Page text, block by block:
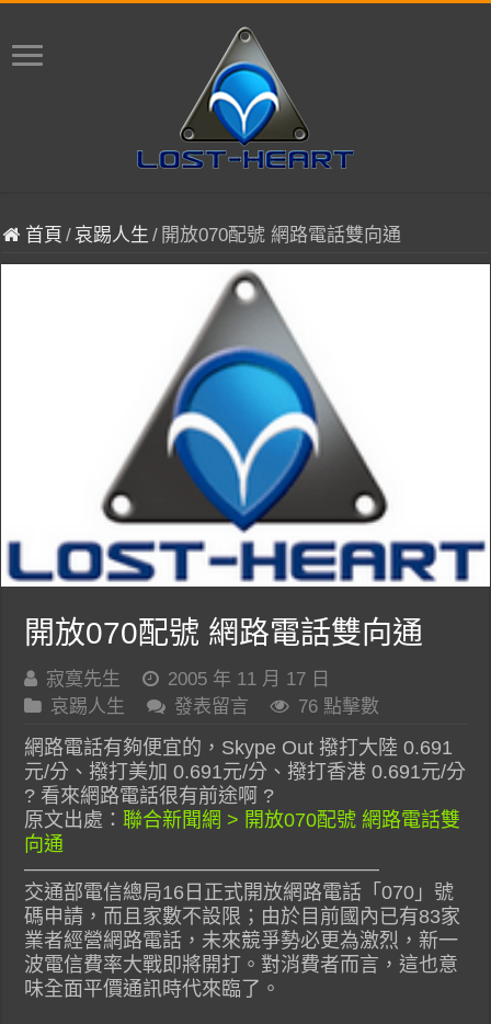
首頁 /哀踢人生 / 開放070配號 網路電話雙向通
開放070配號 網路電話雙向通
寂寞先生
2005 年 11 月 17 日
哀踢人生
發表留言 76 點擊數
網路電話有夠便宜的，Skype Out 撥打大陸 0.691
元/分、撥打美加 0.691元/分、撥打香港 0.691元/分
? 看來網路電話很有前途啊 ?
原文出處：聯合新聞網 > 開放070配號 網路電話雙
向通
——————————————————
交通部電信總局16日正式開放網路電話「070」號
碼申請，而且家數不設限；由於目前國內已有83家
業者經營網路電話，未來競爭勢必更為激烈，新一
波電信費率大戰即將開打。對消費者而言，這也意
味全面平價通訊時代來臨了。